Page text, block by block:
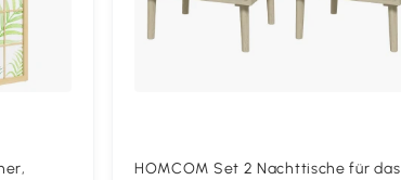
HOMCOM Set 2 Nachttische für das